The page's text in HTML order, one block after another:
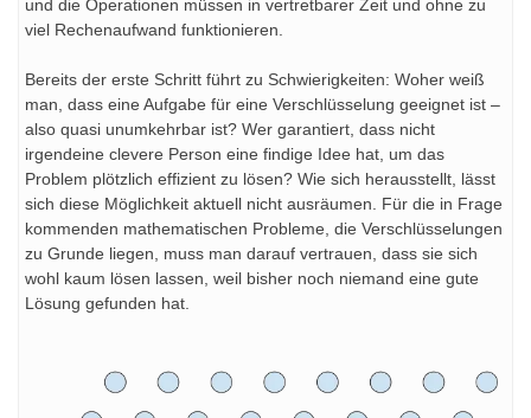
und die Operationen müssen in vertretbarer Zeit und ohne zu
viel Rechenaufwand funktionieren.
Bereits der erste Schritt führt zu Schwierigkeiten: Woher weiß
man, dass eine Aufgabe für eine Verschlüsselung geeignet ist –
also quasi unumkehrbar ist? Wer garantiert, dass nicht
irgendeine clevere Person eine findige Idee hat, um das
Problem plötzlich effizient zu lösen? Wie sich herausstellt, lässt
sich diese Möglichkeit aktuell nicht ausräumen. Für die in Frage
kommenden mathematischen Probleme, die Verschlüsselungen
zu Grunde liegen, muss man darauf vertrauen, dass sie sich
wohl kaum lösen lassen, weil bisher noch niemand eine gute
Lösung gefunden hat.